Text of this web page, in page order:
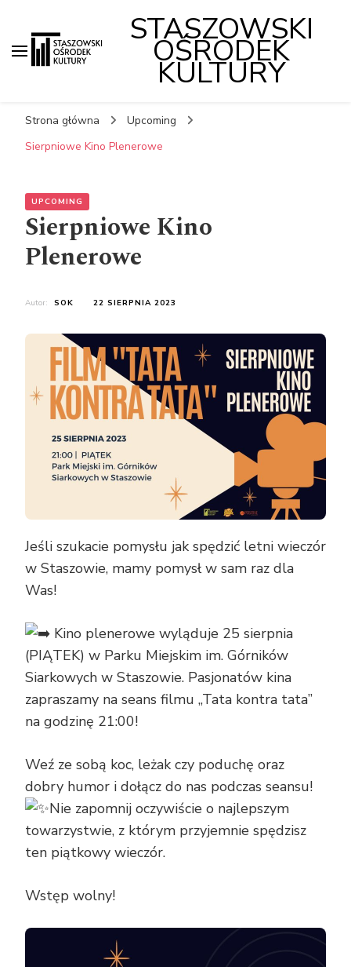
STASZOWSKI
OŚRODEK
KULTURY
Strona główna
Upcoming
Sierpniowe Kino Plenerowe
UPCOMING
Sierpniowe Kino
Plenerowe
Autor: SOK 22 SIERPNIA 2023
Jeśli szukacie pomysłu jak spędzić letni wieczór
w Staszowie, mamy pomysł w sam raz dla
Was!
Kino plenerowe wyląduje 25 sierpnia
(PIĄTEK) w Parku Miejskim im. Górników
Siarkowych w Staszowie. Pasjonatów kina
zapraszamy na seans filmu „Tata kontra tata”
na godzinę 21:00!
Weź ze sobą koc, leżak czy poduchę oraz
dobry humor i dołącz do nas podczas seansu!
Nie zapomnij oczywiście o najlepszym
towarzystwie, z którym przyjemnie spędzisz
ten piątkowy wieczór.
Wstęp wolny!